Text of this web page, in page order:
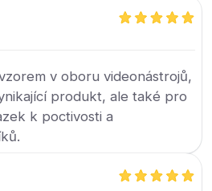
v oboru videonástrojů,
produkt, ale také pro
k poctivosti a